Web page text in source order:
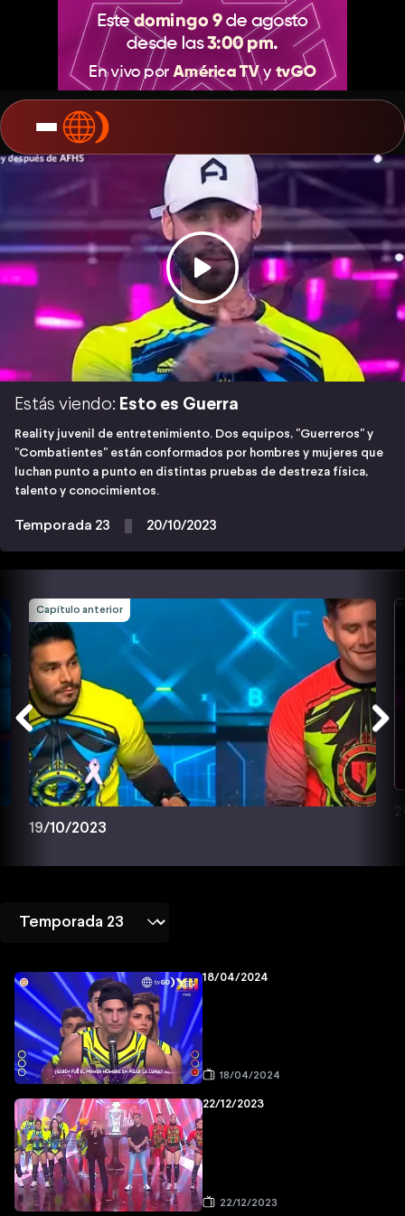
Estás viendo: Esto es Guerra
Reality juvenil de entretenimiento. Dos equipos, "Guerreros" y
"Combatientes" están conformados por hombres y mujeres que
luchan punto a punto en distintas pruebas de destreza física,
talento y conocimientos.
Temporada 23 20/10/2023
Capítulo anterior
19/10/2023
18/04/2024
18/04/2024
22/12/2023
22/12/2023